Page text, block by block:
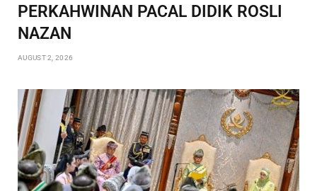
PERKAHWINAN PACAL DIDIK ROSLI
NAZAN
AUGUST 2, 2026